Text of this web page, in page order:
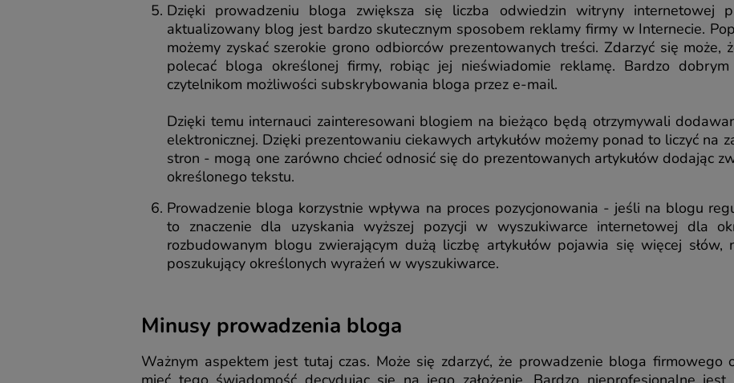
Dzięki prowadzeniu bloga zwiększa się liczba odwiedzin witryny internetowej
aktualizowany blog jest bardzo skutecznym sposobem reklamy firmy w Internecie.
możemy zyskać szerokie grono odbiorców prezentowanych treści. Zdarzyć się może,
polecać bloga określonej firmy, robiąc jej nieświadomie reklamę. Bardzo
czytelnikom możliwości subskrybowania bloga przez e-mail.
Dzięki temu internauci zainteresowani blogiem na bieżąco będą otrzymywali
elektronicznej. Dzięki prezentowaniu ciekawych artykułów możemy ponad to liczyć na
stron - mogą one zarówno chcieć odnosić się do prezentowanych artykułów dodając
określonego tekstu.
Prowadzenie bloga korzystnie wpływa na proces pozycjonowania - jeśli na blogu
to znaczenie dla uzyskania wyższej pozycji w wyszukiwarce internetowej dla
rozbudowanym blogu zwierającym dużą liczbę artykułów pojawia się więcej
poszukujący określonych wyrażeń w wyszukiwarce.
Minusy prowadzenia bloga
Ważnym aspektem jest tutaj czas. Może się zdarzyć, że prowadzenie bloga firmowego